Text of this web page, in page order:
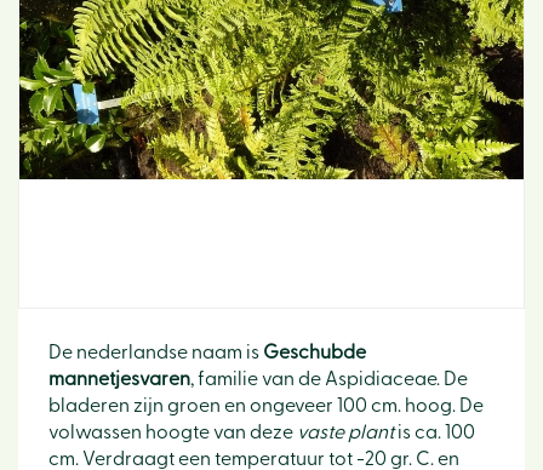
De nederlandse naam is Geschubde
mannetjesvaren, familie van de Aspidiaceae. De
bladeren zijn groen en ongeveer 100 cm. hoog. De
volwassen hoogte van deze vaste plantis ca. 100
cm. Verdraagt een temperatuur tot -20 gr. C. en